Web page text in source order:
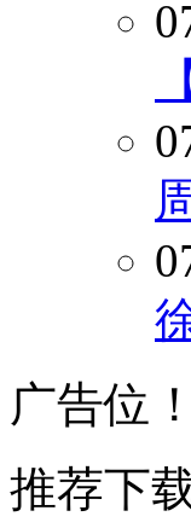
广告位！
推荐下